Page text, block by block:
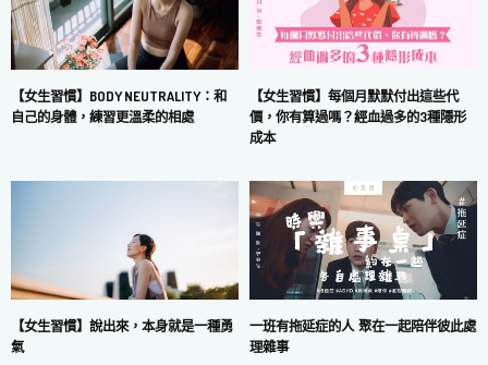
【女生習慣】BODY NEUTRALITY：和
自己的身體，練習更溫柔的相處
【女生習慣】每個月默默付出這些代
價，你有算過嗎？經血過多的3種隱形
成本
【女生習慣】說出來，本身就是一種勇
氣
一班有拖延症的人 聚在一起陪伴彼此處
理雜事